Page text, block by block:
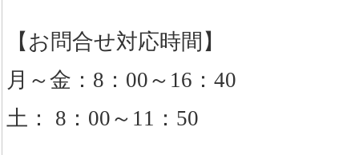
【お問合せ対応時間】
月～金：8：00～16：40
土： 8：00～11：50